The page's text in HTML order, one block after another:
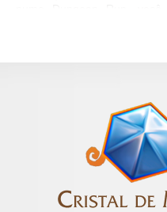
Cada vez que você terminar
nível do seu deck”
adequados á sua classe.
direito de escolher um
habilidades que só podem
Se você for derrotado em...